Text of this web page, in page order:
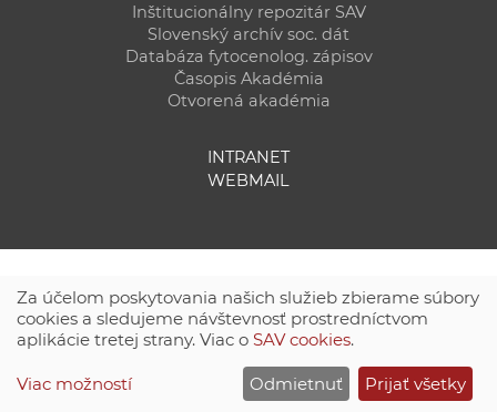
Inštitucionálny repozitár SAV
Slovenský archív soc. dát
Databáza fytocenolog. zápisov
Časopis Akadémia
Otvorená akadémia
INTRANET
WEBMAIL
CSČ SAV, v. v. i. - Výpočtové stredisko SAV
Site map
Zásady ochrany súkromných údajov
Za účelom poskytovania našich služieb zbierame súbory
cookies a sledujeme návštevnosť prostredníctvom
aplikácie tretej strany. Viac o SAV cookies.
Viac možností Odmietnuť Prijať všetky